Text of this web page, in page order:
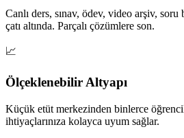
Canlı ders, sınav, ödev, video arşiv, soru
çatı altında. Parçalı çözümlere son.
📈
Ölçeklenebilir Altyapı
Küçük etüt merkezinden binlerce
ihtiyaçlarınıza kolayca uyum sağlar.